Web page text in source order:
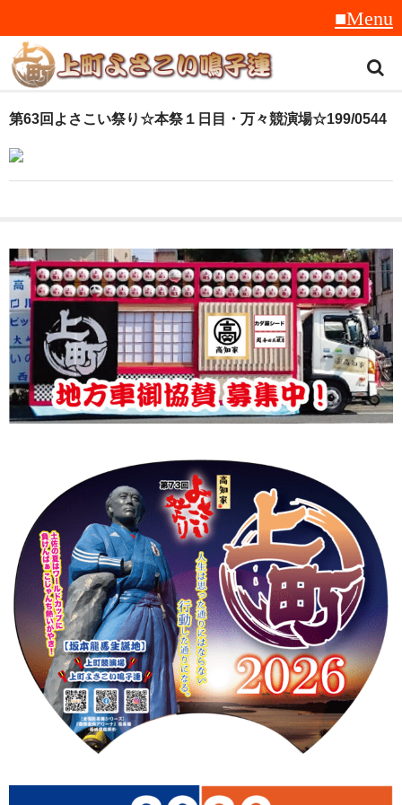
トップ
スタッフ紹介
音楽
衣装
地方車
グッズ
上町Tシャツ
振付
その他
壁紙
お問合せ
スタッフブログ
第63回よさこい祭り☆本祭１日目・万々競演場☆199/0544